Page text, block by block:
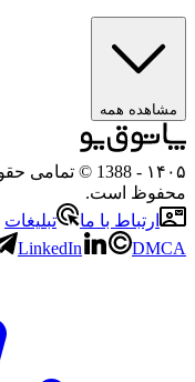
مشاهده همه
۱۴۰۵
- 1388 ©
محفوظ است.
ارتباط با ما
تبلیغات
LinkedIn DMCA